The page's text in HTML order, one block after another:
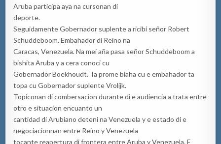
Aruba participa aya na cursonan di
deporte.
Seguidamente Gobernador suplente a ricibi señor Robert
Schuddeboom, Embahador di Reino na
Caracas, Venezuela. Na mei aña pasa señor Schuddeboom a
bishita Aruba y a cera conoci cu
Gobernador Boekhoudt. Ta prome biaha cu e embahador ta
topa cu Gobernador suplente Vrolijk.
Topiconan di combersacion durante di e audiencia a trata entre
otro e situacion encuanto un
cantidad di Arubiano deteni na Venezuela y e estado di e
negociacionnan entre Reino y Venezuela
tocante reapertura di frontera entre Aruba y Venezuela. E